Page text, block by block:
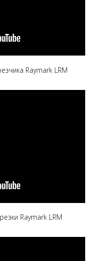
Raymark LRM
Raymark LRM